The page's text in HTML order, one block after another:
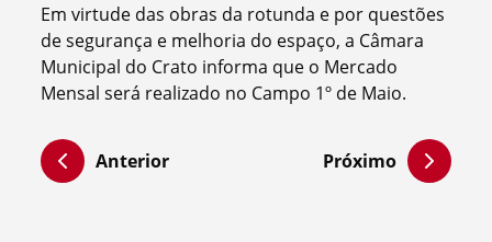
Em virtude das obras da rotunda e por questões
de segurança e melhoria do espaço, a Câmara
Municipal do Crato informa que o Mercado
Mensal será realizado no Campo 1º de Maio.
Anterior Próximo